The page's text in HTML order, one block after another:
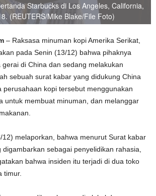
Starbucks di Los Angeles, California,
(REUTERS/Mike Blake/File Foto)
– Raksasa minuman kopi Amerika Serikat,
pada Senin (13/12) bahwa pihaknya
di China dan sedang melakukan
sebuah surat kabar yang didukung China
perusahaan kopi tersebut menggunakan
untuk membuat minuman, dan melanggar
12) melaporkan, bahwa menurut Surat kabar
digambarkan sebagai penyelidikan rahasia,
bahwa insiden itu terjadi di dua toko
timur.